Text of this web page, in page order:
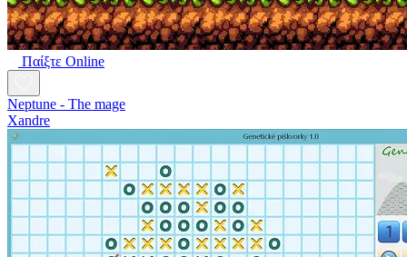
Παίξτε Online
Neptune - The mage
Xandre